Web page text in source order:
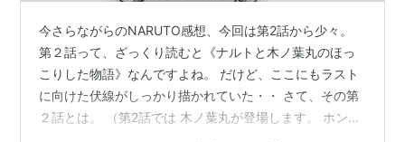
今さらながらのNARUTO感想、今回は第2話から少々。
第２話って、ざっくり読むと《ナルトと木ノ葉丸のほっ
こりした物語》なんですよね。 だけど、ここにもラスト
に向けた伏線がしっかり描かれていた・・ さて、その第
２話とは。 （第2話では 木ノ葉丸が登場します。 ホント